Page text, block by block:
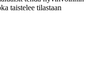
taistelee tilastaan